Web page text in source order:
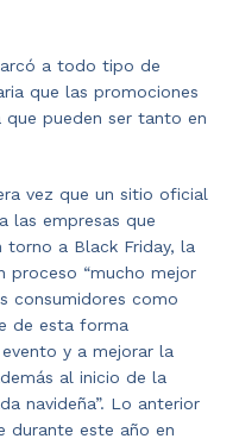
a todo tipo de
que las promociones
pueden ser tanto en
vez que un sitio oficial
las empresas que
torno a Black Friday, la
proceso “mucho mejor
consumidores como
de esta forma
y a mejorar la
al inicio de la
navideña”. Lo anterior
durante este año en